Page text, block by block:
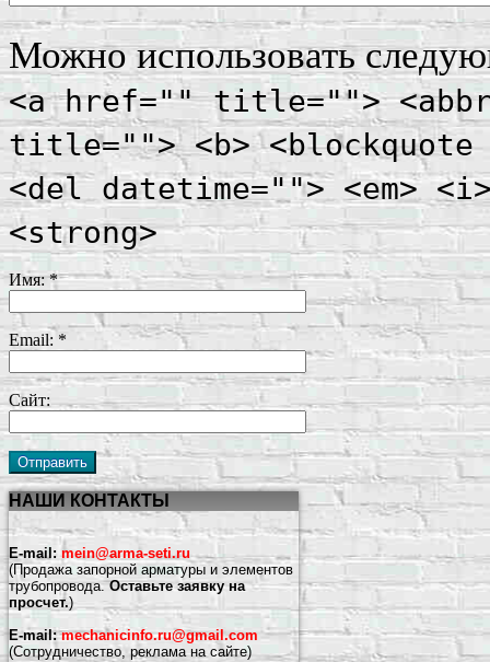
Можно использовать
<a href="" title="">
title=""> <b> <blockquote
<del datetime=""> <em>
<strong>
Имя:*
Email: *
Сайт:
НАШИ КОНТАКТЫ
E-mail: mein@arma-seti.ru
(Продажа запорной арматуры и элементов
трубопровода.Оставьте заявку на
просчет.)
E-mail: mechanicinfo.ru@gmail.com
(Сотрудничество, реклама на сайте)